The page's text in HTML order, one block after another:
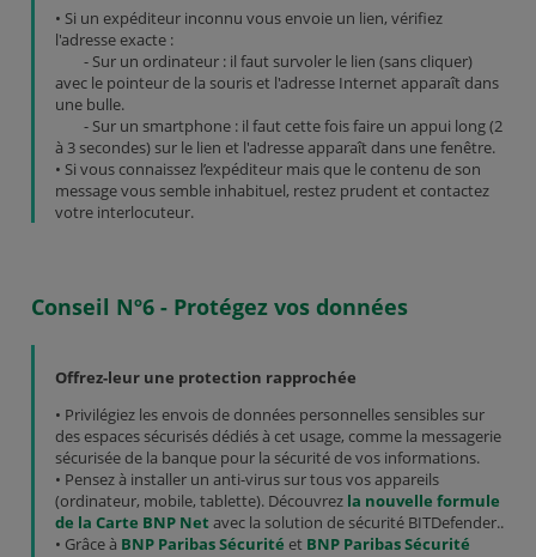
• Si un expéditeur inconnu vous envoie un lien, vérifiez
l'adresse exacte :
- Sur un ordinateur : il faut survoler le lien (sans cliquer)
avec le pointeur de la souris et l'adresse Internet apparaît dans
une bulle.
- Sur un smartphone : il faut cette fois faire un appui long (2
à 3 secondes) sur le lien et l'adresse apparaît dans une fenêtre.
• Si vous connaissez l’expéditeur mais que le contenu de son
message vous semble inhabituel, restez prudent et contactez
votre interlocuteur.
Conseil Nº6 - Protégez vos données
Offrez-leur une protection rapprochée
• Privilégiez les envois de données personnelles sensibles sur
des espaces sécurisés dédiés à cet usage, comme la messagerie
sécurisée de la banque pour la sécurité de vos informations.
• Pensez à installer un anti-virus sur tous vos appareils
(ordinateur, mobile, tablette). Découvrez la nouvelle formule
de la Carte BNP Net avec la solution de sécurité BITDefender..
• Grâce à BNP Paribas Sécurité et BNP Paribas Sécurité